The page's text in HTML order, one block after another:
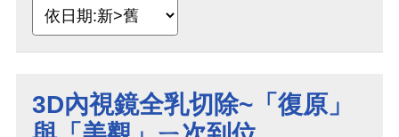
3D內視鏡全乳切除~「復原」